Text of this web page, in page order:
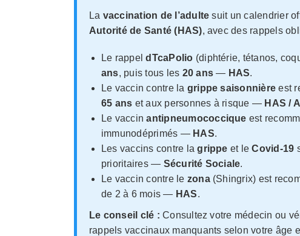
La vaccination de l’adulte suit un calendrier
Autorité de Santé (HAS), avec des rappels
Le rappeldTcaPolio (diphtérie, tétanos,
ans, puis tous les 20 ans — HAS.
Le vaccin contre la grippe saisonnière est
65 ans et aux personnes à risque — HAS /
Le vaccinantipneumococcique est
immunodéprimés — HAS.
Les vaccins contre lagrippe et leCovid-19
prioritaires — Sécurité Sociale.
Le vaccin contre le zona(Shingrix) est
de 2 à 6 mois — HAS.
Le conseil clé : Consultez votre médecin ou
rappels vaccinaux manquants selon votre âge